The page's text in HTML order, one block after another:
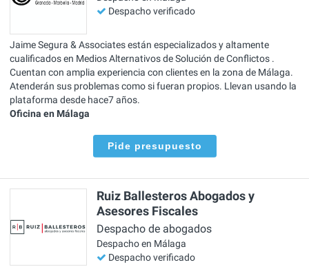
Despacho verificado
Jaime Segura & Associates están especializados y altamente
cualificados en Medios Alternativos de Solución de Conflictos .
Cuentan con amplia experiencia con clientes en la zona de Málaga.
Atenderán sus problemas como si fueran propios. Llevan usando la
plataforma desde hace7 años.
Oficina en Málaga
Pide presupuesto
Ruiz Ballesteros Abogados y
Asesores Fiscales
Despacho de abogados
Despacho en Málaga
Despacho verificado